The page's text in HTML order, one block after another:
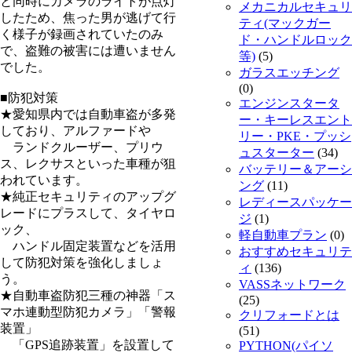
したため、焦った男が逃げて行
く様子が録画されていたのみ
で、盗難の被害には遭いません
でした。
■防犯対策
★愛知県内では自動車盗が多発
しており、アルファードや
ランドクルーザー、プリウ
ス、レクサスといった車種が狙
われています。
★純正セキュリティのアップグ
レードにプラスして、タイヤロ
ック、
ハンドル固定装置などを活用
して防犯対策を強化しましょ
う。
★自動車盗防犯三種の神器「ス
マホ連動型防犯カメラ」「警報
装置」
「GPS追跡装置」を設置して
メカニカルセキュリ
ティ(マックガー
ド・ハンドルロック
等) (5)
ガラスエッチング
(0)
エンジンスタータ
ー・キーレスエント
リー・PKE・プッシ
ュスターター (34)
バッテリー＆アーシ
ング (11)
レディースパッケー
ジ (1)
軽自動車プラン (0)
おすすめセキュリテ
ィ (136)
VASSネットワーク
(25)
クリフォードとは
(51)
PYTHON(パイソ